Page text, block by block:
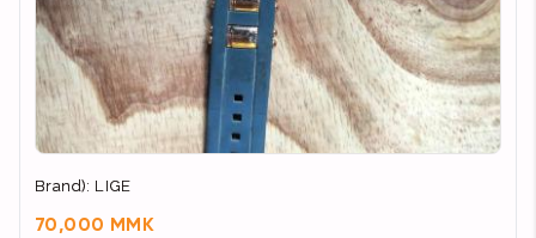
Brand): LIGE
70,000 MMK